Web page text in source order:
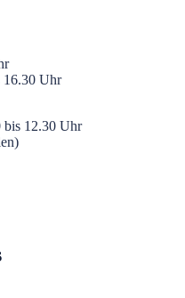
16.30 Uhr
bis 12.30 Uhr